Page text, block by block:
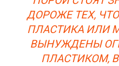
ДОРОЖЕ ТЕХ,
ПЛАСТИКА ИЛИ
ВЫНУЖДЕНЫ
ПЛАСТИКОМ,